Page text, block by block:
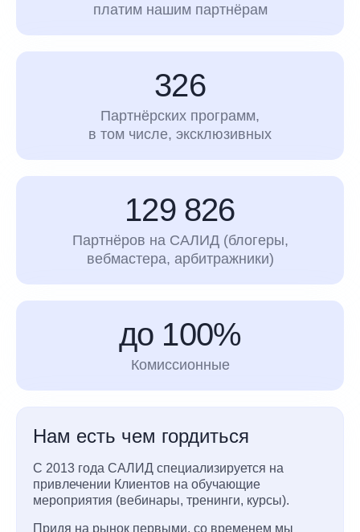
платим нашим партнёрам
326
Партнёрских программ,
в том числе, эксклюзивных
129 826
Партнёров на САЛИД (блогеры,
вебмастера, арбитражники)
до 100%
Комиссионные
Нам есть чем гордиться
С 2013 года САЛИД специализируется на
привлечении Клиентов на обучающие
мероприятия (вебинары, тренинги, курсы).
Придя на рынок первыми, со временем мы